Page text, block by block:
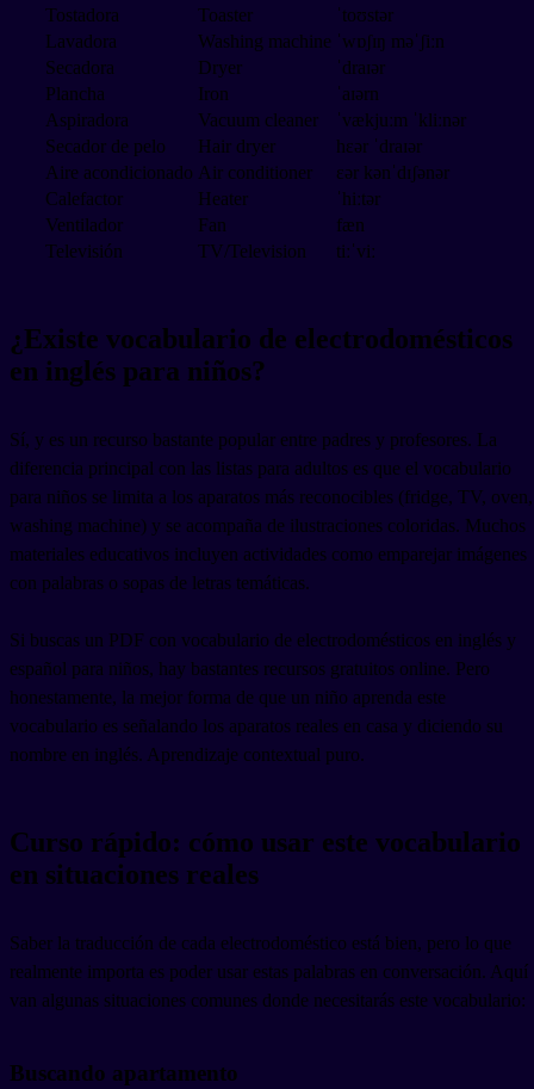
Tostadora
Toaster
ˈtoʊstər
Lavadora
Washing machine ˈwɒʃɪŋ məˈʃiːn
Secadora
Dryer
ˈdraɪər
Plancha
Iron
ˈaɪərn
Aspiradora
Vacuum cleaner
ˈvækjuːm ˈkliːnər
Secador de pelo
Hair dryer
hɛər ˈdraɪər
Aire acondicionado Air conditioner
ɛər kənˈdɪʃənər
Calefactor
Heater
ˈhiːtər
Ventilador
Fan
fæn
Televisión
TV/Television tiːˈviː
¿Existe vocabulario de electrodomésticos
en inglés para niños?
Sí, y es un recurso bastante popular entre padres y profesores. La
diferencia principal con las listas para adultos es que el vocabulario
para niños se limita a los aparatos más reconocibles (fridge, TV, oven,
washing machine) y se acompaña de ilustraciones coloridas. Muchos
materiales educativos incluyen actividades como emparejar imágenes
con palabras o sopas de letras temáticas.
Si buscas un PDF con vocabulario de electrodomésticos en inglés y
español para niños, hay bastantes recursos gratuitos online. Pero
honestamente, la mejor forma de que un niño aprenda este
vocabulario es señalando los aparatos reales en casa y diciendo su
nombre en inglés. Aprendizaje contextual puro.
Curso rápido: cómo usar este vocabulario
en situaciones reales
Saber la traducción de cada electrodoméstico está bien, pero lo que
realmente importa es poder usar estas palabras en conversación. Aquí
van algunas situaciones comunes donde necesitarás este vocabulario:
Buscando apartamento